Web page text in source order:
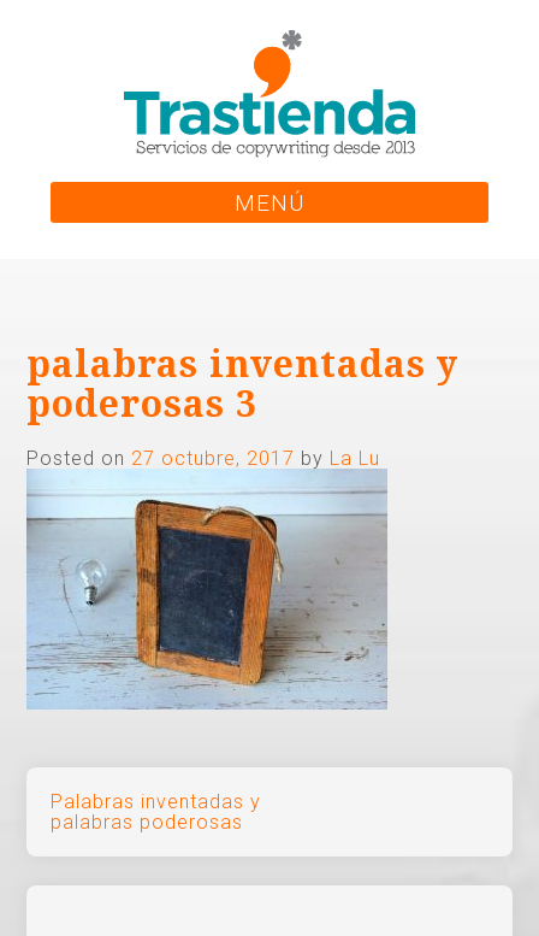
MENÚ
palabras inventadas y
poderosas 3
Posted on 27 octubre, 2017 by La Lu
Navegación
de
entradas
Palabras inventadas y
palabras poderosas